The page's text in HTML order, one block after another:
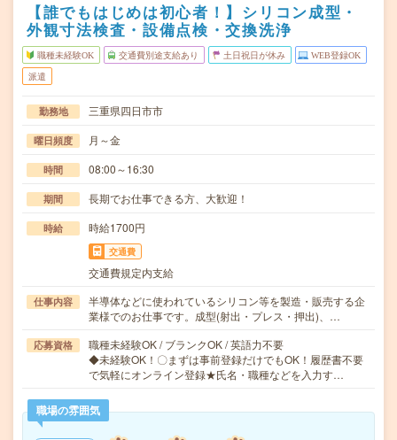
【誰でもはじめは初心者！】シリコン成型・
外観寸法検査・設備点検・交換洗浄
職種未経験OK 交通費別途支給あり 土日祝日が休み WEB登録OK
派遣
勤務地 三重県四日市市
曜日頻度 月～金
時間 08:00～16:30
期間 長期でお仕事できる方、大歓迎！
時給 時給1700円
交通費
交通費規定内支給
仕事内容
半導体などに使われているシリコン等を製造・販売する企
業様でのお仕事です。成型(射出・プレス・押出)、…
応募資格
職種未経験OK / ブランクOK / 英語力不要
◆未経験OK！〇まずは事前登録だけでもOK！履歴書不要
で気軽にオンライン登録★氏名・職種などを入力す…
職場の雰囲気